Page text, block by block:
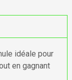
idéale pour
en gagnant